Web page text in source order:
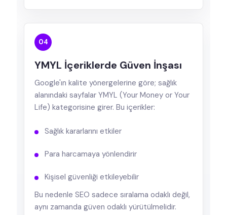
04
YMYL İçeriklerde Güven İnşası
Google'ın kalite yönergelerine göre; sağlık
alanındaki sayfalar YMYL (Your Money or Your
Life) kategorisine girer. Bu içerikler:
Sağlık kararlarını etkiler
Para harcamaya yönlendirir
Kişisel güvenliği etkileyebilir
Bu nedenle SEO sadece sıralama odaklı değil,
aynı zamanda güven odaklı yürütülmelidir.